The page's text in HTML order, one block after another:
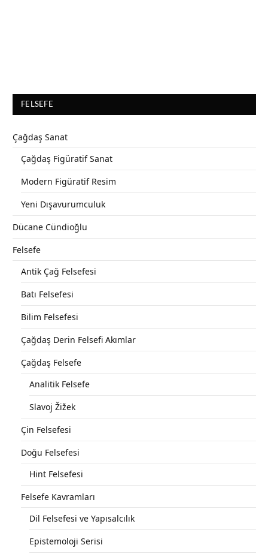
FELSEFE
Çağdaş Sanat
Çağdaş Figüratif Sanat
Modern Figüratif Resim
Yeni Dışavurumculuk
Dücane Cündioğlu
Felsefe
Antik Çağ Felsefesi
Batı Felsefesi
Bilim Felsefesi
Çağdaş Derin Felsefi Akımlar
Çağdaş Felsefe
Analitik Felsefe
Slavoj Žižek
Çin Felsefesi
Doğu Felsefesi
Hint Felsefesi
Felsefe Kavramları
Dil Felsefesi ve Yapısalcılık
Epistemoloji Serisi